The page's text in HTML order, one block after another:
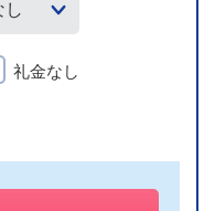
礼金なし